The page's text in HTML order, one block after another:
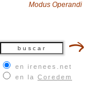
Modus Operandi
en irenees.net
en la Coredem